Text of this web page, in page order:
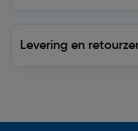
Levering en